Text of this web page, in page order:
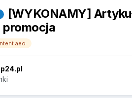
[WYKONAMY]
aeo